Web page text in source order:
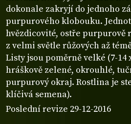
dokonale zakryjí do jednoho
purpurového klobouku.
hvězdicovité, ostře purpurově
z velmi světle růžových až
Listy jsou poměrně velké (7-14
hráškově zelené, okrouhlé,
purpurový okraj. Rostlina je
klíčivá semena).
Poslední revize 29-12-2016